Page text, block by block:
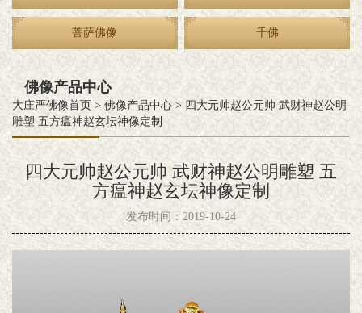
菩萨佛像 千佛
佛像产品中心
大庄严佛像首页 > 佛像产品中心 > 四大元帅赵公元帅 武财神赵公明
雕塑 五方瘟神赵玄坛神像定制
四大元帅赵公元帅 武财神赵公明雕塑 五
方瘟神赵玄坛神像定制
发布时间：2019-10-24